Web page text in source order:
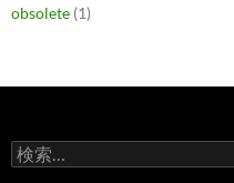
obsolete (1)
検
索: